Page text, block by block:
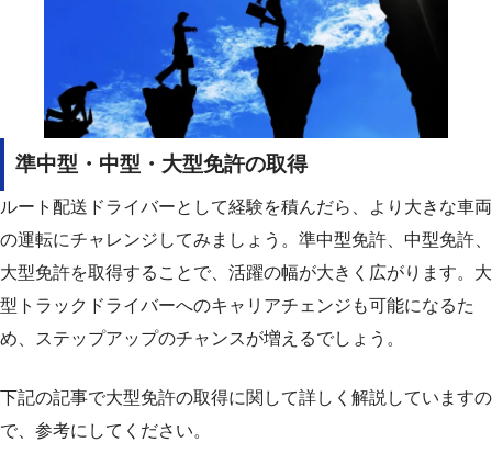
準中型・中型・大型免許の取得
ルート配送ドライバーとして経験を積んだら、より大きな車両
の運転にチャレンジしてみましょう。 準中型免許、中型免許、
大型免許を取得することで、活躍の幅が大きく広がります。 大
型トラックドライバーへのキャリアチェンジも可能になるた
め、ステップアップのチャンスが増えるでしょう。
下記の記事で大型免許の取得に関して詳しく解説していますの
で、参考にしてください。